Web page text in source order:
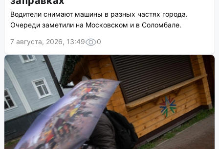
Водители снимают машины в разных частях города.
Очереди заметили на Московском и в Соломбале.
7 августа, 2026, 13:49
0